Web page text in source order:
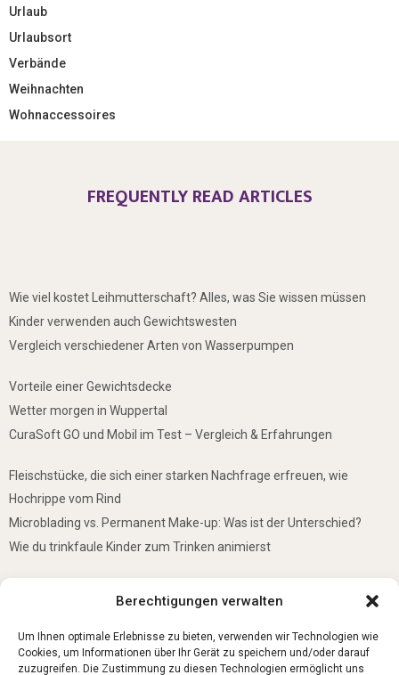
Berechtigungen verwalten
Um Ihnen optimale Erlebnisse zu bieten, verwenden wir Technologien wie
Cookies, um Informationen über Ihr Gerät zu speichern und/oder darauf
zuzugreifen. Die Zustimmung zu diesen Technologien ermöglicht uns
Urlaub
Urlaubsort
Verbände
Weihnachten
Wohnaccessoires
FREQUENTLY READ ARTICLES
Wie viel kostet Leihmutterschaft? Alles, was Sie wissen müssen
Kinder verwenden auch Gewichtswesten
Vergleich verschiedener Arten von Wasserpumpen
Vorteile einer Gewichtsdecke
Wetter morgen in Wuppertal
CuraSoft GO und Mobil im Test – Vergleich & Erfahrungen
Fleischstücke, die sich einer starken Nachfrage erfreuen, wie
Hochrippe vom Rind
Microblading vs. Permanent Make-up: Was ist der Unterschied?
Wie du trinkfaule Kinder zum Trinken animierst
5 Gründe, warum jedes Baby einen Mini-Schwimmring haben sollte
Ist Lockpicking in Deutschland verboten?